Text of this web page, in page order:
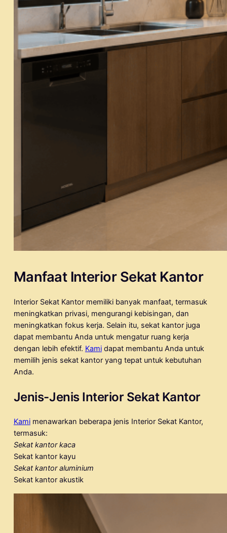
Manfaat Interior Sekat Kantor
Interior Sekat Kantor memiliki banyak manfaat, termasuk
meningkatkan privasi, mengurangi kebisingan, dan
meningkatkan fokus kerja. Selain itu, sekat kantor juga
dapat membantu Anda untuk mengatur ruang kerja
dengan lebih efektif. Kamidapat membantu Anda untuk
memilih jenis sekat kantor yang tepat untuk kebutuhan
Anda.
Jenis-Jenis Interior Sekat Kantor
Kamimenawarkan beberapa jenis Interior Sekat Kantor,
termasuk:
Sekat kantor kaca
Sekat kantor kayu
Sekat kantor aluminium
Sekat kantor akustik